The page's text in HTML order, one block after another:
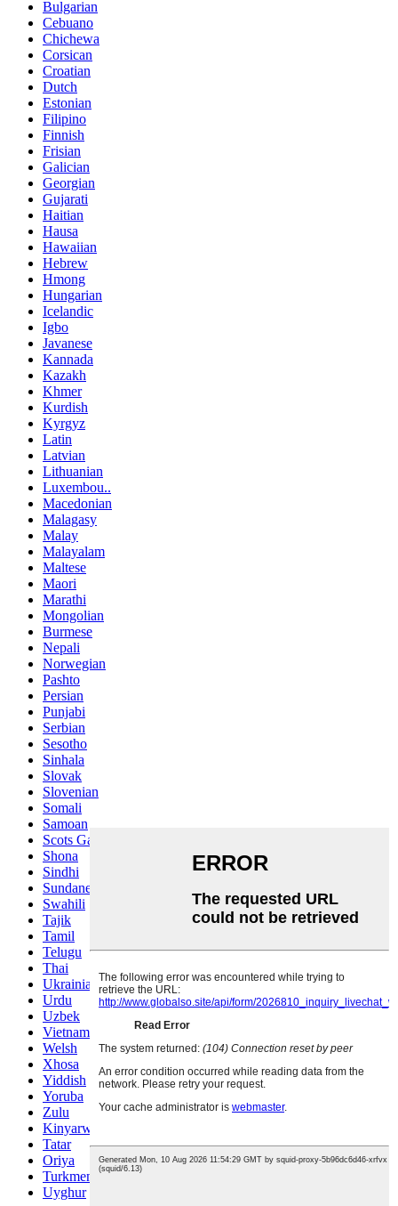
Bulgarian
Cebuano
Chichewa
Corsican
Croatian
Dutch
Estonian
Filipino
Finnish
Frisian
Galician
Georgian
Gujarati
Haitian
Hausa
Hawaiian
Hebrew
Hmong
Hungarian
Icelandic
Igbo
Javanese
Kannada
Kazakh
Khmer
Kurdish
Kyrgyz
Latin
Latvian
Lithuanian
Luxembou..
Macedonian
Malagasy
Malay
Malayalam
Maltese
Maori
Marathi
Mongolian
Burmese
Nepali
Norwegian
Pashto
Persian
Punjabi
Serbian
Sesotho
Sinhala
Slovak
Slovenian
Somali
Samoan
Scots Gaelic
Shona
Sindhi
Sundanese
Swahili
Tajik
Tamil
Telugu
Thai
Ukrainian
Urdu
Uzbek
Vietnamese
Welsh
Xhosa
Yiddish
Yoruba
Zulu
Kinyarwanda
Tatar
Oriya
Turkmen
Uyghur